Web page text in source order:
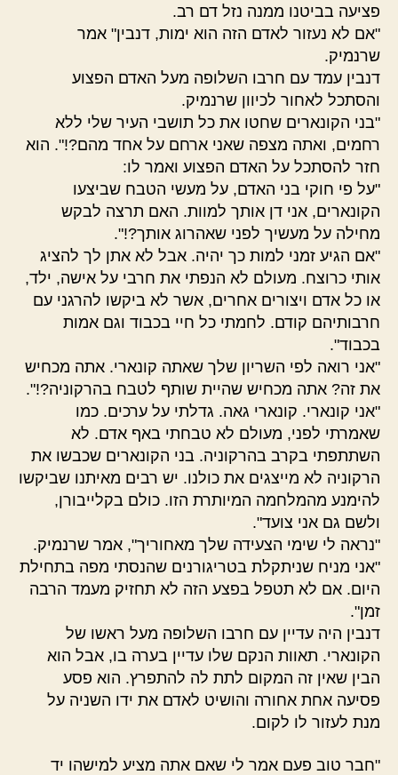
פציעה בביטנו ממנה נזל דם רב.
"אם לא נעזור לאדם הזה הוא ימות, דנבין" אמר
שרנמיק.
דנבין עמד עם חרבו השלופה מעל האדם הפצוע
והסתכל לאחור לכיוון שרנמיק.
"בני הקונארים שחטו את כל תושבי העיר שלי ללא
רחמים, ואתה מצפה שאני ארחם על אחד מהם?!". הוא
חזר להסתכל על האדם הפצוע ואמר לו:
"על פי חוקי בני האדם, על מעשי הטבח שביצעו
הקונארים, אני דן אותך למוות. האם תרצה לבקש
מחילה על מעשיך לפני שאהרוג אותך?!".
"אם הגיע זמני למות כך יהיה. אבל לא אתן לך להציג
אותי כרוצח. מעולם לא הנפתי את חרבי על אישה, ילד,
או כל אדם ויצורים אחרים, אשר לא ביקשו להרגני עם
חרבותיהם קודם. לחמתי כל חיי בכבוד וגם אמות
בכבוד".
"אני רואה לפי השריון שלך שאתה קונארי. אתה מכחיש
את זה? אתה מכחיש שהיית שותף לטבח בהרקוניה?!".
"אני קונארי. קונארי גאה. גדלתי על ערכים. כמו
שאמרתי לפני, מעולם לא טבחתי באף אדם. לא
השתתפתי בקרב בהרקוניה. בני הקונארים שכבשו את
הרקוניה לא מייצגים את כולנו. יש רבים מאיתנו שביקשו
להימנע מהמלחמה המיותרת הזו. כולם בקלייבורן,
ולשם גם אני צועד".
"נראה לי שימי הצעידה שלך מאחוריך", אמר שרנמיק.
"אני מניח שניתקלת בטריגורנים שהנסתי מפה בתחילת
היום. אם לא תטפל בפצע הזה לא תחזיק מעמד הרבה
זמן".
דנבין היה עדיין עם חרבו השלופה מעל ראשו של
הקונארי. תאוות הנקם שלו עדיין בערה בו, אבל הוא
הבין שאין זה המקום לתת לה להתפרץ. הוא פסע
פסיעה אחת אחורה והושיט לאדם את ידו השניה על
מנת לעזור לו לקום.
"חבר טוב פעם אמר לי שאם אתה מציע למישהו יד